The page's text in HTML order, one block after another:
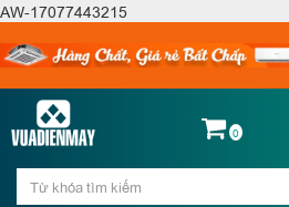
AW-17077443215
0